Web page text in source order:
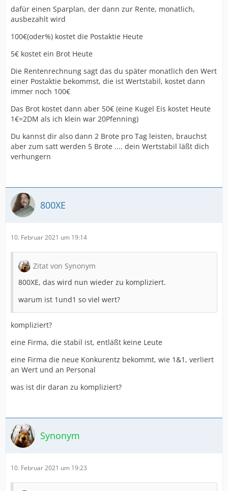
dafür einen Sparplan, der dann zur Rente, monatlich,
ausbezahlt wird
100€(oder%) kostet die Postaktie Heute
5€ kostet ein Brot Heute
Die Rentenrechnung sagt das du später monatlich den Wert
einer Postaktie bekommst, die ist Wertstabil, kostet dann
immer noch 100€
Das Brot kostet dann aber 50€ (eine Kugel Eis kostet Heute
1€=2DM als ich klein war 20Pfenning)
Du kannst dir also dann 2 Brote pro Tag leisten, brauchst
aber zum satt werden 5 Brote .... dein Wertstabil läßt dich
verhungern
800XE
10. Februar 2021 um 19:14
Zitat von Synonym
800XE, das wird nun wieder zu kompliziert.
warum ist 1und1 so viel wert?
kompliziert?
eine Firma, die stabil ist, entläßt keine Leute
eine Firma die neue Konkurentz bekommt, wie 1&1, verliert
an Wert und an Personal
was ist dir daran zu kompliziert?
Synonym
10. Februar 2021 um 19:23